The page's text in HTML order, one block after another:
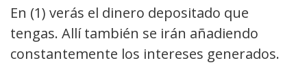
En (1) verás el dinero depositado que
tengas. Allí también se irán añadiendo
constantemente los intereses generados.